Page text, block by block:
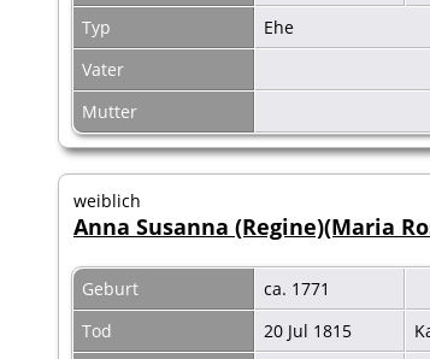
Typ
Ehe
Vater
Mutter
weiblich
Anna Susanna (Regine)(Maria
Geburt
ca. 1771
Tod
20 Jul 1815